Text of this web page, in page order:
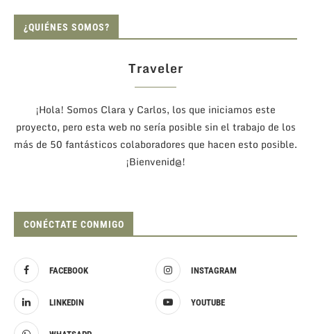
¿QUIÉNES SOMOS?
Traveler
¡Hola! Somos Clara y Carlos, los que iniciamos este
proyecto, pero esta web no sería posible sin el trabajo de los
más de 50 fantásticos colaboradores que hacen esto posible.
¡Bienvenid@!
CONÉCTATE CONMIGO
FACEBOOK INSTAGRAM
LINKEDIN YOUTUBE